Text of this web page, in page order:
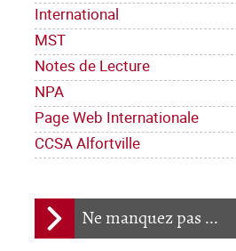
International
MST
Notes de Lecture
NPA
Page Web Internationale
CCSA Alfortville
Ne manquez pas ...